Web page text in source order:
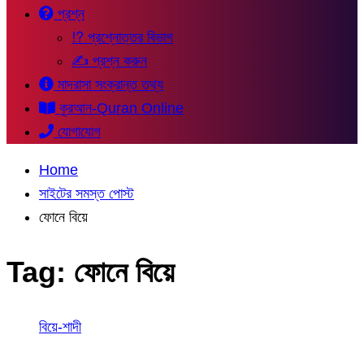
প্রশ্ন
⁉ প্রশ্নোত্তর বিভাগ
✍ প্রশ্ন করুন
মাদরাসা সংক্রান্ত তথ্য
কুরআন-Quran Online
যোগাযোগ
Home
সাইটের সমস্ত পোস্ট
ফোনে বিয়ে
Tag: ফোনে বিয়ে
বিয়ে-শাদী